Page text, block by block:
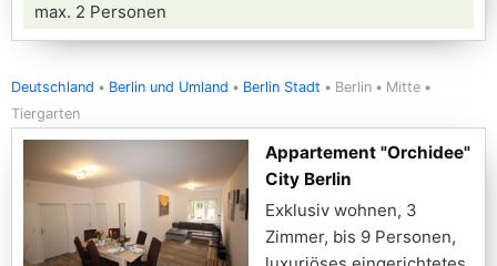
max. 2 Personen
Deutschland Berlin und Umland Berlin Stadt Berlin
Mitte
Tiergarten
Appartement "Orchidee"
City Berlin
Exklusiv wohnen, 3
Zimmer, bis 9 Personen,